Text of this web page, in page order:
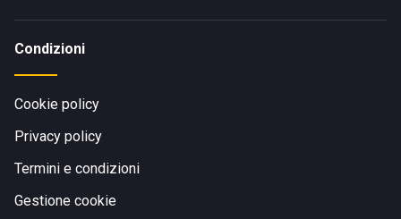
Condizioni
Cookie policy
Privacy policy
Termini e condizioni
Gestione cookie